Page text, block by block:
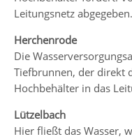
Leitungsnetz abgegeben.
Herchenrode
Die
Tiefbrunnen, der direkt
Hochbehälter in das
Lützelbach
Hier fließt das Wasser,